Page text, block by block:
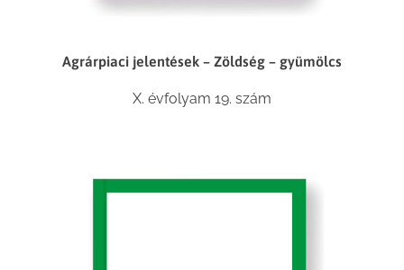
Agrárpiaci jelentések – Zöldség – gyümölcs
X. évfolyam 19. szám